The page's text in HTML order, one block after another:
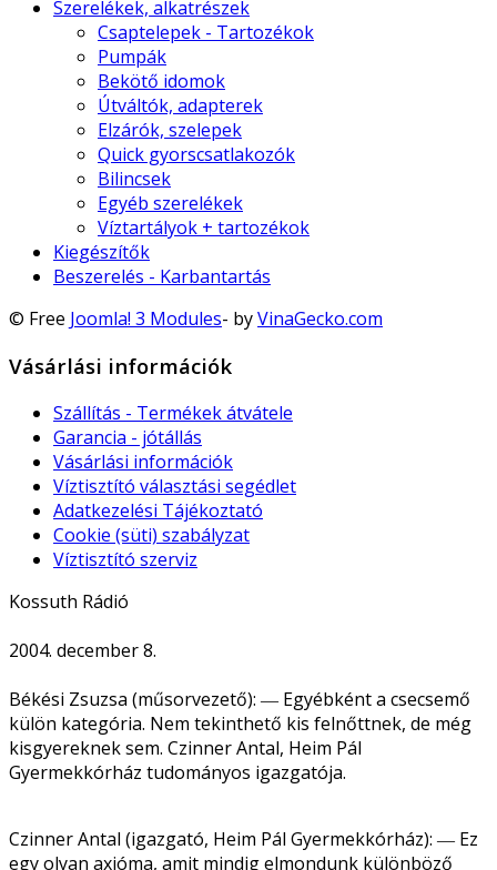
Szerelékek, alkatrészek
Csaptelepek - Tartozékok
Pumpák
Bekötő idomok
Útváltók, adapterek
Elzárók, szelepek
Quick gyorscsatlakozók
Bilincsek
Egyéb szerelékek
Víztartályok + tartozékok
Kiegészítők
Beszerelés - Karbantartás
© Free Joomla! 3 Modules- byVinaGecko.com
Vásárlási információk
Szállítás - Termékek átvátele
Garancia - jótállás
Vásárlási információk
Víztisztító választási segédlet
Adatkezelési Tájékoztató
Cookie (süti) szabályzat
Víztisztító szerviz
Kossuth Rádió
2004. december 8.
Békési Zsuzsa (műsorvezető): ― Egyébként a csecsemő
külön kategória. Nem tekinthető kis felnőttnek, de még
kisgyereknek sem. Czinner Antal, Heim Pál
Gyermekkórház tudományos igazgatója.
Czinner Antal (igazgató, Heim Pál Gyermekkórház): ― Ez
egy olyan axióma, amit mindig elmondunk különböző